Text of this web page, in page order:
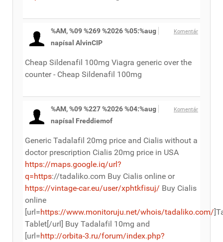
Komentár
%AM, %09 %269 %2026 %05:%aug
napísal AlvinCIP
Cheap Sildenafil 100mg Viagra generic over the
counter - Cheap Sildenafil 100mg
Komentár
%AM, %09 %227 %2026 %04:%aug
napísal Freddiemof
Generic Tadalafil 20mg price and Cialis without a
doctor prescription Cialis 20mg price in USA
https://maps.google.iq/url?
q=https://tadaliko.com Buy Cialis online or
https://vintage-car.eu/user/xphtkfisuj/ Buy Cialis
online
[url=https://www.monitoruju.net/whois/tadaliko.com/
Tablet[/url] Buy Tadalafil 10mg and
[url=http://orbita-3.ru/forum/index.php?